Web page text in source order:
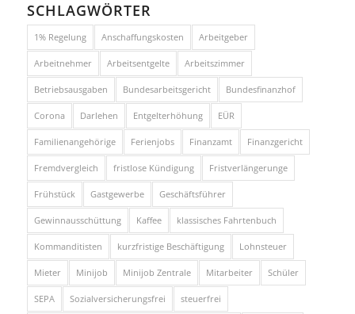
SCHLAGWÖRTER
1% Regelung Anschaffungskosten Arbeitgeber
Arbeitnehmer Arbeitsentgelte Arbeitszimmer
Betriebsausgaben Bundesarbeitsgericht Bundesfinanzhof
Corona Darlehen Entgelterhöhung EÜR
Familienangehörige Ferienjobs Finanzamt Finanzgericht
Fremdvergleich fristlose Kündigung Fristverlängerunge
Frühstück Gastgewerbe Geschäftsführer
Gewinnausschüttung Kaffee klassisches Fahrtenbuch
Kommanditisten kurzfristige Beschäftigung Lohnsteuer
Mieter Minijob Minijob Zentrale Mitarbeiter Schüler
SEPA Sozialversicherungsfrei steuerfrei